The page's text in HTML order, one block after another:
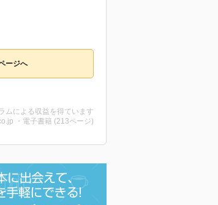
ージへ
ムによる収益を得ています
・電子書籍 (213ページ)